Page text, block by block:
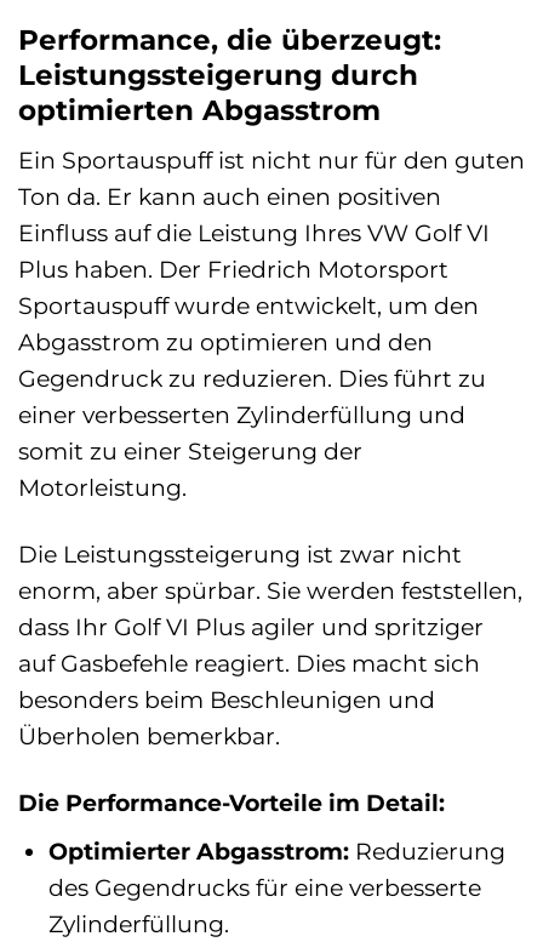
Performance, die überzeugt:
Leistungssteigerung durch
optimierten Abgasstrom
Ein Sportauspuff ist nicht nur für den guten
Ton da. Er kann auch einen positiven
Einfluss auf die Leistung Ihres VW Golf VI
Plus haben. Der Friedrich Motorsport
Sportauspuff wurde entwickelt, um den
Abgasstrom zu optimieren und den
Gegendruck zu reduzieren. Dies führt zu
einer verbesserten Zylinderfüllung und
somit zu einer Steigerung der
Motorleistung.
Die Leistungssteigerung ist zwar nicht
enorm, aber spürbar. Sie werden feststellen,
dass Ihr Golf VI Plus agiler und spritziger
auf Gasbefehle reagiert. Dies macht sich
besonders beim Beschleunigen und
Überholen bemerkbar.
Die Performance-Vorteile im Detail:
Optimierter Abgasstrom:Reduzierung
des Gegendrucks für eine verbesserte
Zylinderfüllung.